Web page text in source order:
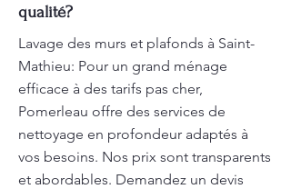
qualité?
Lavage des murs et plafonds à Saint-
Mathieu: Pour un grand ménage
efficace à des tarifs pas cher,
Pomerleau offre des services de
nettoyage en profondeur adaptés à
vos besoins. Nos prix sont transparents
et abordables. Demandez un devis